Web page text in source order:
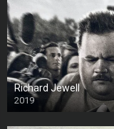
Richard Jewell
2019